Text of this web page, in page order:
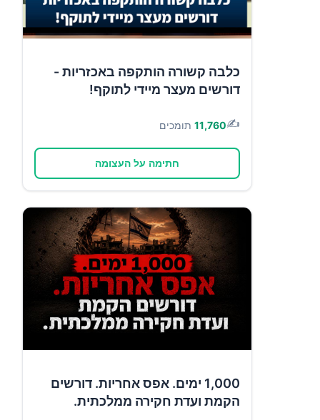
כלבה קשורה הותקפה באכזריות -
דורשים מעצר מיידי לתוקף!
✍️
11,760 תומכים
חתימה על העצומה
1,000 ימים. אפס אחריות. דורשים
הקמת ועדת חקירה ממלכתית.